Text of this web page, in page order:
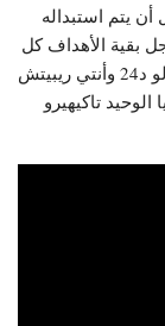
أهدافه مع فريقه في الدقيقة 49 قبل أن يتم استبداله
سجل بقية الأهداف كل
من أليكسيس ساليمايكيرس د10 وهاكن كالهانغولو د24 وأنتي ريبيتش
بولونيا الوحيد تاكيهيرو